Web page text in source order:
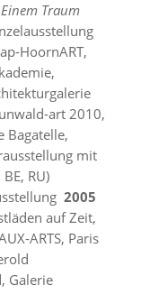
Einem Traum
HoornART,
art 2010,
Bagatelle,
mit
RU)
2005
auf Zeit,
ARTS, Paris
Galerie